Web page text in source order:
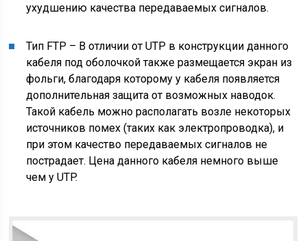
ухудшению качества передаваемых сигналов.
Тип FTP – В отличии от UTP в конструкции данного
кабеля под оболочкой также размещается экран из
фольги, благодаря которому у кабеля появляется
дополнительная защита от возможных наводок.
Такой кабель можно располагать возле некоторых
источников помех (таких как электропроводка), и
при этом качество передаваемых сигналов не
пострадает. Цена данного кабеля немного выше
чем у UTP.